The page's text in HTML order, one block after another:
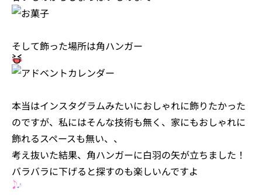
そして飾った場所は角ハンガー
本当はインスタグラムみたいにおしゃれに飾りたかった
のですが、私にはそんな技術も無く、家にもおしゃれに
飾れるスペースも無い、、
考え抜いた結果、角ハンガーに白羽の矢が立ちました！
バラバラに下げると探すのも楽しいんですよ